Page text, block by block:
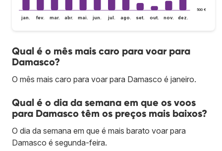
500 €
jan. fev. mar. abr. mai. jun. jul. ago. set. out. nov. dez.
Qual é o mês mais caro para voar para
Damasco?
O mês mais caro para voar para Damasco é janeiro.
Qual é o dia da semana em que os voos
para Damasco têm os preços mais baixos?
O dia da semana em que é mais barato voar para
Damasco é segunda-feira.